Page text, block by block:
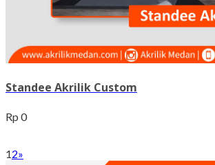
Standee Akrilik Custom
Rp 0
12»